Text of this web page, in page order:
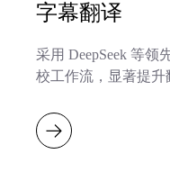
字幕翻译
采用 DeepSeek 等领
校工作流，显著提升